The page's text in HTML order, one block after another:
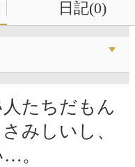
日記(0)
たちだもん
みしいし、
。